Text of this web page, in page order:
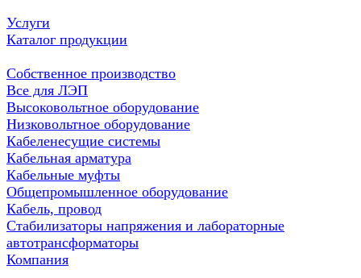
Услуги
Каталог продукции
Собственное производство
Все для ЛЭП
Высоковольтное оборудование
Низковольтное оборудование
Кабеленесущие системы
Кабельная арматура
Кабельные муфты
Общепромышленное оборудование
Кабель, провод
Стабилизаторы напряжения и лабораторные
автотрансформаторы
Компания